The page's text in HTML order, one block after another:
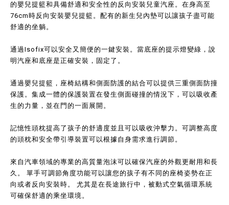
的嬰兒提籃和具備舒適和安全性的反向安裝兒童汽座。在身高至
76cm時反向安裝嬰兒提籃。配有的新生兒內墊可以讓孩子盡可能
舒適的坐躺。
通過Isofix可以安全又簡便的一鍵安裝。當底座的提示燈變綠，說
明汽座和底座是正確安裝，固定了。
通過嬰兒提籃，座椅結構和側面防護的結合可以提供三重側面防撞
保護。集成一體的保護裝置在發生側面碰撞的情況下，可以吸收產
生的力量，並在門的一面展開。
記憶性頭枕提高了孩子的舒適度並且可以吸收沖擊力。可調整高度
的頭枕和安全帶引導裝置可以根據自身需求進行調節。
來自汽車領域的專業的高質量泡沫可以確保汽座的外觀更耐用和長
久。 單手可調節角度功能可以讓您的孩子有不同的座椅姿勢在正
向或者反向安裝時。 尤其是在長途旅行中，被動式空氣循環系統
可確保舒適的乘坐環境。